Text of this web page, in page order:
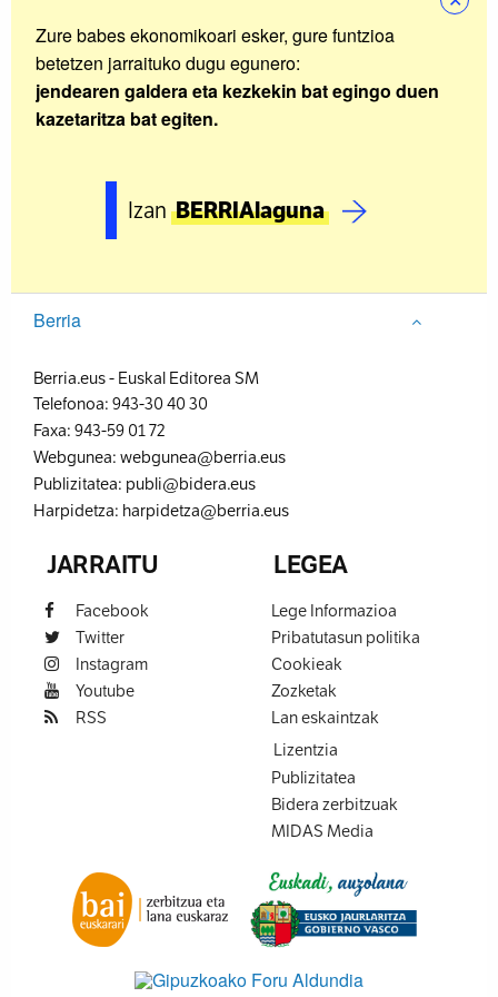
Zure babes ekonomikoari esker, gure funtzioa
betetzen jarraituko dugu egunero:
jendearen galdera eta kezkekin bat egingo duen
kazetaritza bat egiten.
IzanBERRIAlaguna
Berria
Berria.eus- Euskal Editorea SM
Telefonoa: 943-30 40 30
Faxa: 943-59 01 72
Webgunea: webgunea@berria.eus
Publizitatea: publi@bidera.eus
Harpidetza: harpidetza@berria.eus
JARRAITU
Facebook
Twitter
Instagram
Youtube
RSS
LEGEA
Lege Informazioa
Pribatutasun politika
Cookieak
Zozketak
Lan eskaintzak
Lizentzia
Publizitatea
Bidera zerbitzuak
MIDAS Media